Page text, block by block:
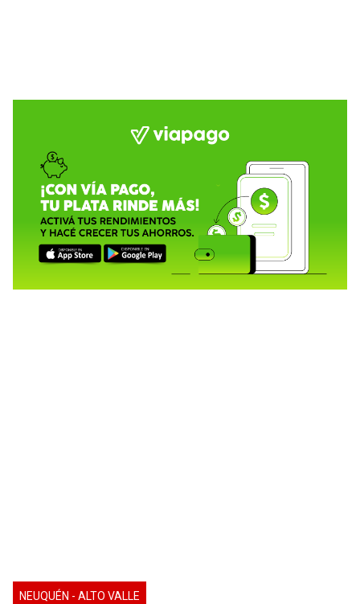
NEUQUÉN - ALTO VALLE